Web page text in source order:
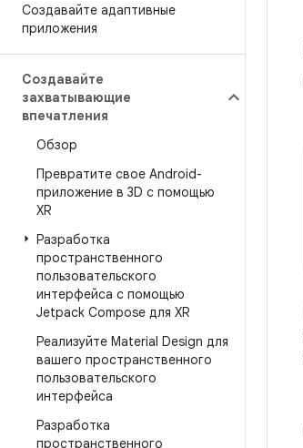
Создавайте адаптивные
приложения
Создавайте
захватывающие
впечатления
Обзор
Превратите свое Android-
приложение в 3D с помощью
XR
Разработка
пространственного
пользовательского
интерфейса с помощью
Jetpack Compose для XR
Реализуйте Material Design для
вашего пространственного
пользовательского
интерфейса
Разработка
пространственного